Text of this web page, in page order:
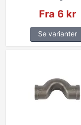
Fra 6 kr
Se varianter